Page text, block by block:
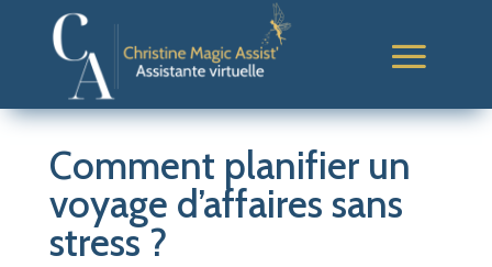
Comment planifier un
voyage d’affaires sans
stress ?